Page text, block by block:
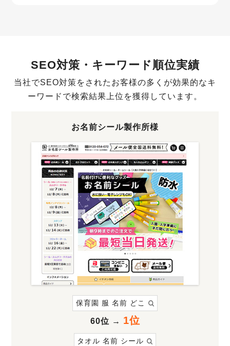
SEO対策・キーワード順位実績
当社でSEO対策をされたお客様の多くが効果的なキ
ーワードで検索結果上位を獲得しています。
お名前シール製作所様
保育園 服 名前 どこ
60位 → 1位
タオル 名前 シール